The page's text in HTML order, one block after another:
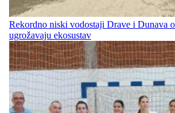
Rekordno niski vodostaji Drave i Dunava
ugrožavaju ekosustav